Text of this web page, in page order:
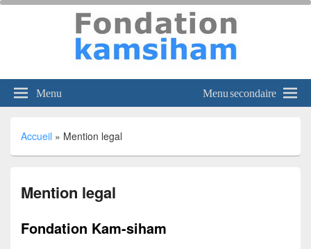
kamsiham
Menu Menu secondaire
Accueil » Mention legal
Mention legal
Fondation Kam-siham